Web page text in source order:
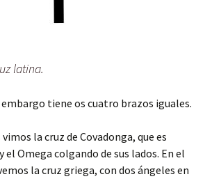
latina.
tiene os cuatro brazos iguales.
vimos la cruz de Covadonga, que es
el Omega colgando de sus lados. En el
la cruz griega, con dos ángeles en